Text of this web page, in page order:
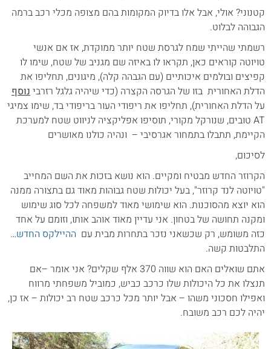
קטנוני? אולי, אבל אלו בדיוק המקומות בהם מצופה מכלי רכב ברמה
הגבוהה לבלוט.
רשמתי שהייתי שמח לגרסת שטח יותר ממוקדת, אז אם אנשי
טויוטה קוראים כאן, תקראו לו באיזה שם מגניב של שטח, שימו לו
קפיצים ובולמים איכותיים (עם הגבהה קלה), מיגונים, תחליפו את
הדלת האחורית בזו של הגרסה הקצרה (כדי שיהיה גלגל רזרבי נוסף
על הדלת האחורית), תחליפו את ריפודי העור בריפודי בד, שימו צמיגי
AT טובים, שנורקל מקורי, תוסיפו אפליקציה לניווט שטח למערכת
הקיימת, תתבלו בתמחור אגרסיבי – ונהיה כולנו מאושרים
לסיכום,
הקרוזר החדש מבטיח ומקיים. הוא נושא בזכות את השם המחייב
"טויוטה לנד קרוזר", בעל יכולות שטח גבוהות מאוד גם בתצורה ממנה
הוא יוצא מהסוכנות. הוא שימושי מאוד למשפחה לכל סוג שימוש
ומקנה תחושה של בטחון. אני עדיין מאוד אוהב אותו, וזומם על אחד
כזה משומש, רק שכשאני נזכר בתחרות מבית עם ההיילקס החדש…
התלבטות קשה.
אתם שואלים האם הוא שווה 370 אלף שקלים? אני אומר –אם
תנצלו את כל היכולות שלו כרכב כביש, כמוביל משפחתי מרווח
ואפילו חסכוני משהו – אבל יותר מכל כרכב שטח רב יכולות – אז כן,
יהיה לכם רכב משובח.